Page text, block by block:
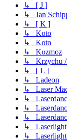
↳ [ J ]
↳ Jan
↳ [ K ]
↳ Koto
↳ Koto
↳ Kozmoz
↳ Krzychu /
↳ [ L ]
↳ Ladeon
↳ Laser
↳
↳
↳
↳ Laserlight
↳